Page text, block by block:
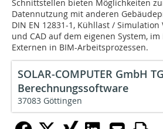
Schnittstellen bieten Möglichkeiten
Datennutzung mit anderen
DIN EN 12831-1, Kühllast / Simulation
und CAD auf dem eigenen System,
Externen in BIM-Arbeitsprozessen.
SOLAR-COMPUTER GmbH
Berechnungssoftware
37083 Göttingen